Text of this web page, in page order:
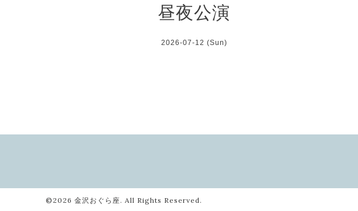
昼夜公演
2026-07-12 (Sun)
©2026 金沢おぐら座. All Rights Reserved.